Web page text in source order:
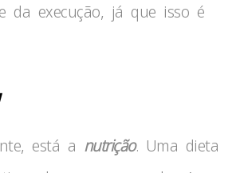
da execução, já que isso é
está a nutrição. Uma dieta